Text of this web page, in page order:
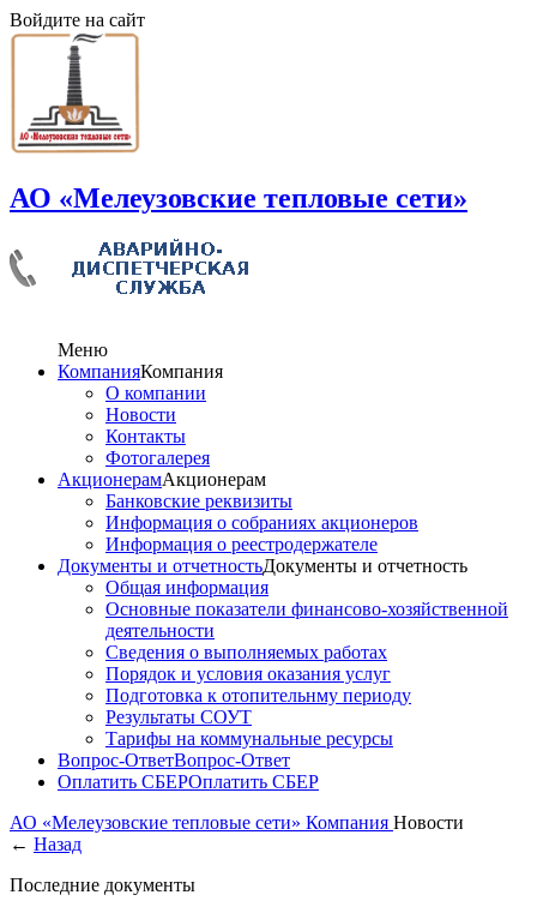
Войдите на сайт
АО «Мелеузовские тепловые сети»
Меню
КомпанияКомпания
О компании
Новости
Контакты
Фотогалерея
АкционерамАкционерам
Банковские реквизиты
Информация о собраниях акционеров
Информация о реестродержателе
Документы и отчетностьДокументы и отчетность
Общая информация
Основные показатели финансово-хозяйственной
деятельности
Сведения о выполняемых работах
Порядок и условия оказания услуг
Подготовка к отопительнму периоду
Результаты СОУТ
Тарифы на коммунальные ресурсы
Вопрос-ОтветВопрос-Ответ
Оплатить СБЕРОплатить СБЕР
АО «Мелеузовские тепловые сети» Компания Новости
← Назад
Последние документы